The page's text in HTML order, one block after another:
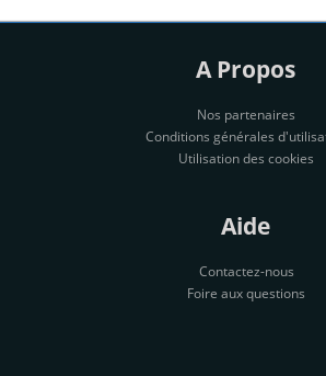
A Propos
Nos partenaires
Conditions générales
Utilisation des cookies
Aide
Contactez-nous
Foire aux questions